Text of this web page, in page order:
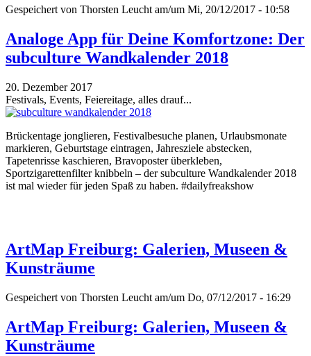
Gespeichert von Thorsten Leucht am/um Mi, 20/12/2017 - 10:58
Analoge App für Deine Komfortzone: Der
subculture Wandkalender 2018
20. Dezember 2017
Festivals, Events, Feiereitage, alles drauf...
Brückentage jonglieren, Festivalbesuche planen, Urlaubsmonate
markieren, Geburtstage eintragen, Jahresziele abstecken,
Tapetenrisse kaschieren, Bravoposter überkleben,
Sportzigarettenfilter knibbeln – der subculture Wandkalender 2018
ist mal wieder für jeden Spaß zu haben. #dailyfreakshow
ArtMap Freiburg: Galerien, Museen &
Kunsträume
Gespeichert von Thorsten Leucht am/um Do, 07/12/2017 - 16:29
ArtMap Freiburg: Galerien, Museen &
Kunsträume